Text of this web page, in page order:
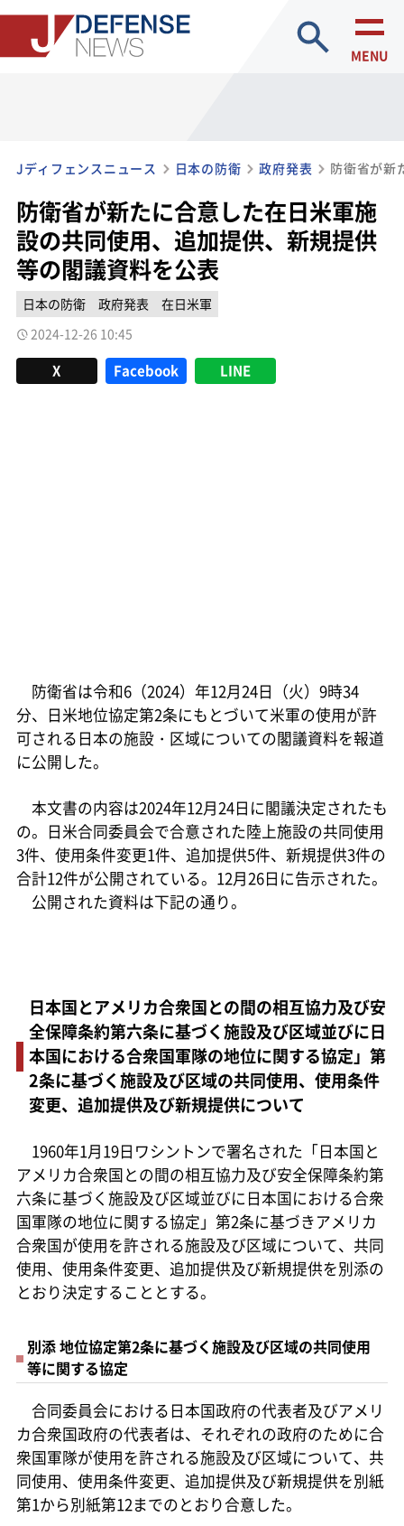
site search
MENU
Jディフェンスニュース 日本の防衛 政府発表
防衛省が新たに合意した在日米軍施
設の共同使用、追加提供、新規提供
等の閣議資料を公表
日本の防衛 政府発表
在日米軍
2024-12-26 10:45
X Facebook LINE
防衛省は令和6（2024）年12月24日（火）9時34
分、日米地位協定第2条にもとづいて米軍の使用が許
可される日本の施設・区域についての閣議資料を報道
に公開した。
本文書の内容は2024年12月24日に閣議決定されたも
の。日米合同委員会で合意された陸上施設の共同使用
3件、使用条件変更1件、追加提供5件、新規提供3件の
合計12件が公開されている。12月26日に告示された。
公開された資料は下記の通り。
日本国とアメリカ合衆国との間の相互協力及び安
全保障条約第六条に基づく施設及び区域並びに日
本国における合衆国軍隊の地位に関する協定」第
2条に基づく施設及び区域の共同使用、使用条件
変更、追加提供及び新規提供について
1960年1月19日ワシントンで署名された「日本国と
アメリカ合衆国との間の相互協力及び安全保障条約第
六条に基づく施設及び区域並びに日本国における合衆
国軍隊の地位に関する協定」第2条に基づきアメリカ
合衆国が使用を許される施設及び区域について、共同
使用、使用条件変更、追加提供及び新規提供を別添の
とおり決定することとする。
別添 地位協定第2条に基づく施設及び区域の共同使用
等に関する協定
合同委員会における日本国政府の代表者及びアメリ
カ合衆国政府の代表者は、それぞれの政府のために合
衆国軍隊が使用を許される施設及び区域について、共
同使用、使用条件変更、追加提供及び新規提供を別紙
第1から別紙第12までのとおり合意した。